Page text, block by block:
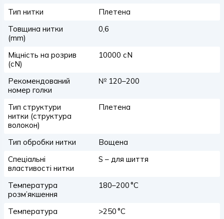
Тип нитки
Плетена
Товщина нитки
(mm)
0,6
Міцність на розрив
(сN)
10000 сN
Рекомендований
номер голки
№ 120–200
Тип структури
нитки (структура
волокон)
Плетена
Тип обробки нитки
Вощена
Спеціальні
властивості нитки
S – для шиття
Температура
розм’якшення
180–200 °C
Температура
>250 °C